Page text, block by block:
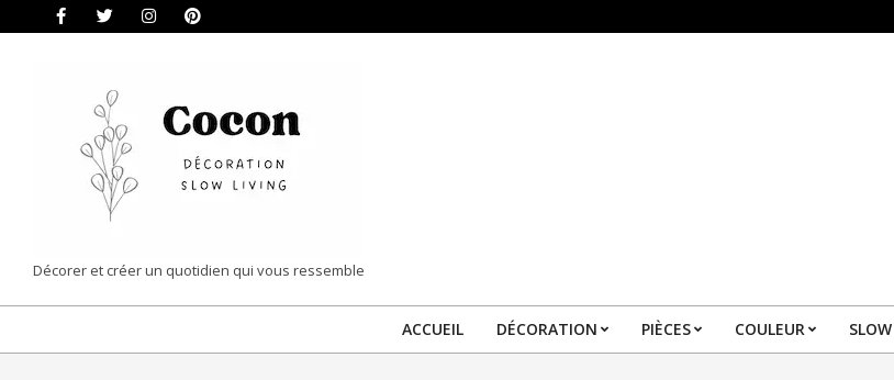
COCON
|
DÉCORATION
Décorer et créer un quotidien qui vous ressemble
Primary
ACCUEIL DÉCORATION PIÈCES COULEUR